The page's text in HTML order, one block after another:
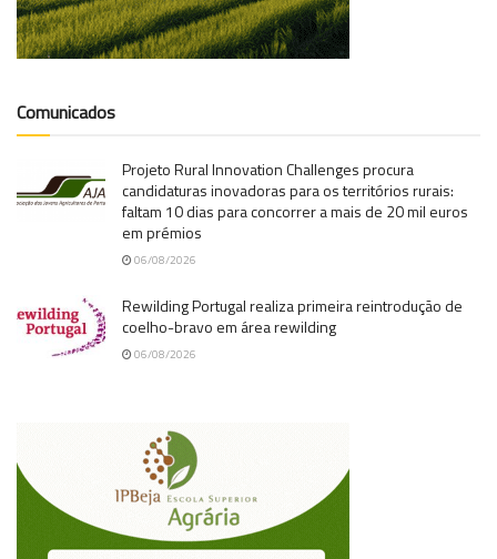
Comunicados
Projeto Rural Innovation Challenges procura
candidaturas inovadoras para os territórios rurais:
faltam 10 dias para concorrer a mais de 20 mil euros
em prémios
06/08/2026
Rewilding Portugal realiza primeira reintrodução de
coelho-bravo em área rewilding
06/08/2026